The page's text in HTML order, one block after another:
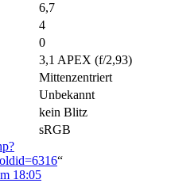
6,7
4
0
3,1 APEX (f/2,93)
Mittenzentriert
Unbekannt
kein Blitz
sRGB
“
18:05